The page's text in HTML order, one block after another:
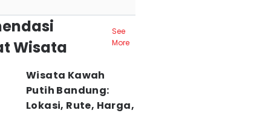
Wisata
See
More
Wisata Kawah
Putih Bandung:
Lokasi, Rute, Harga,